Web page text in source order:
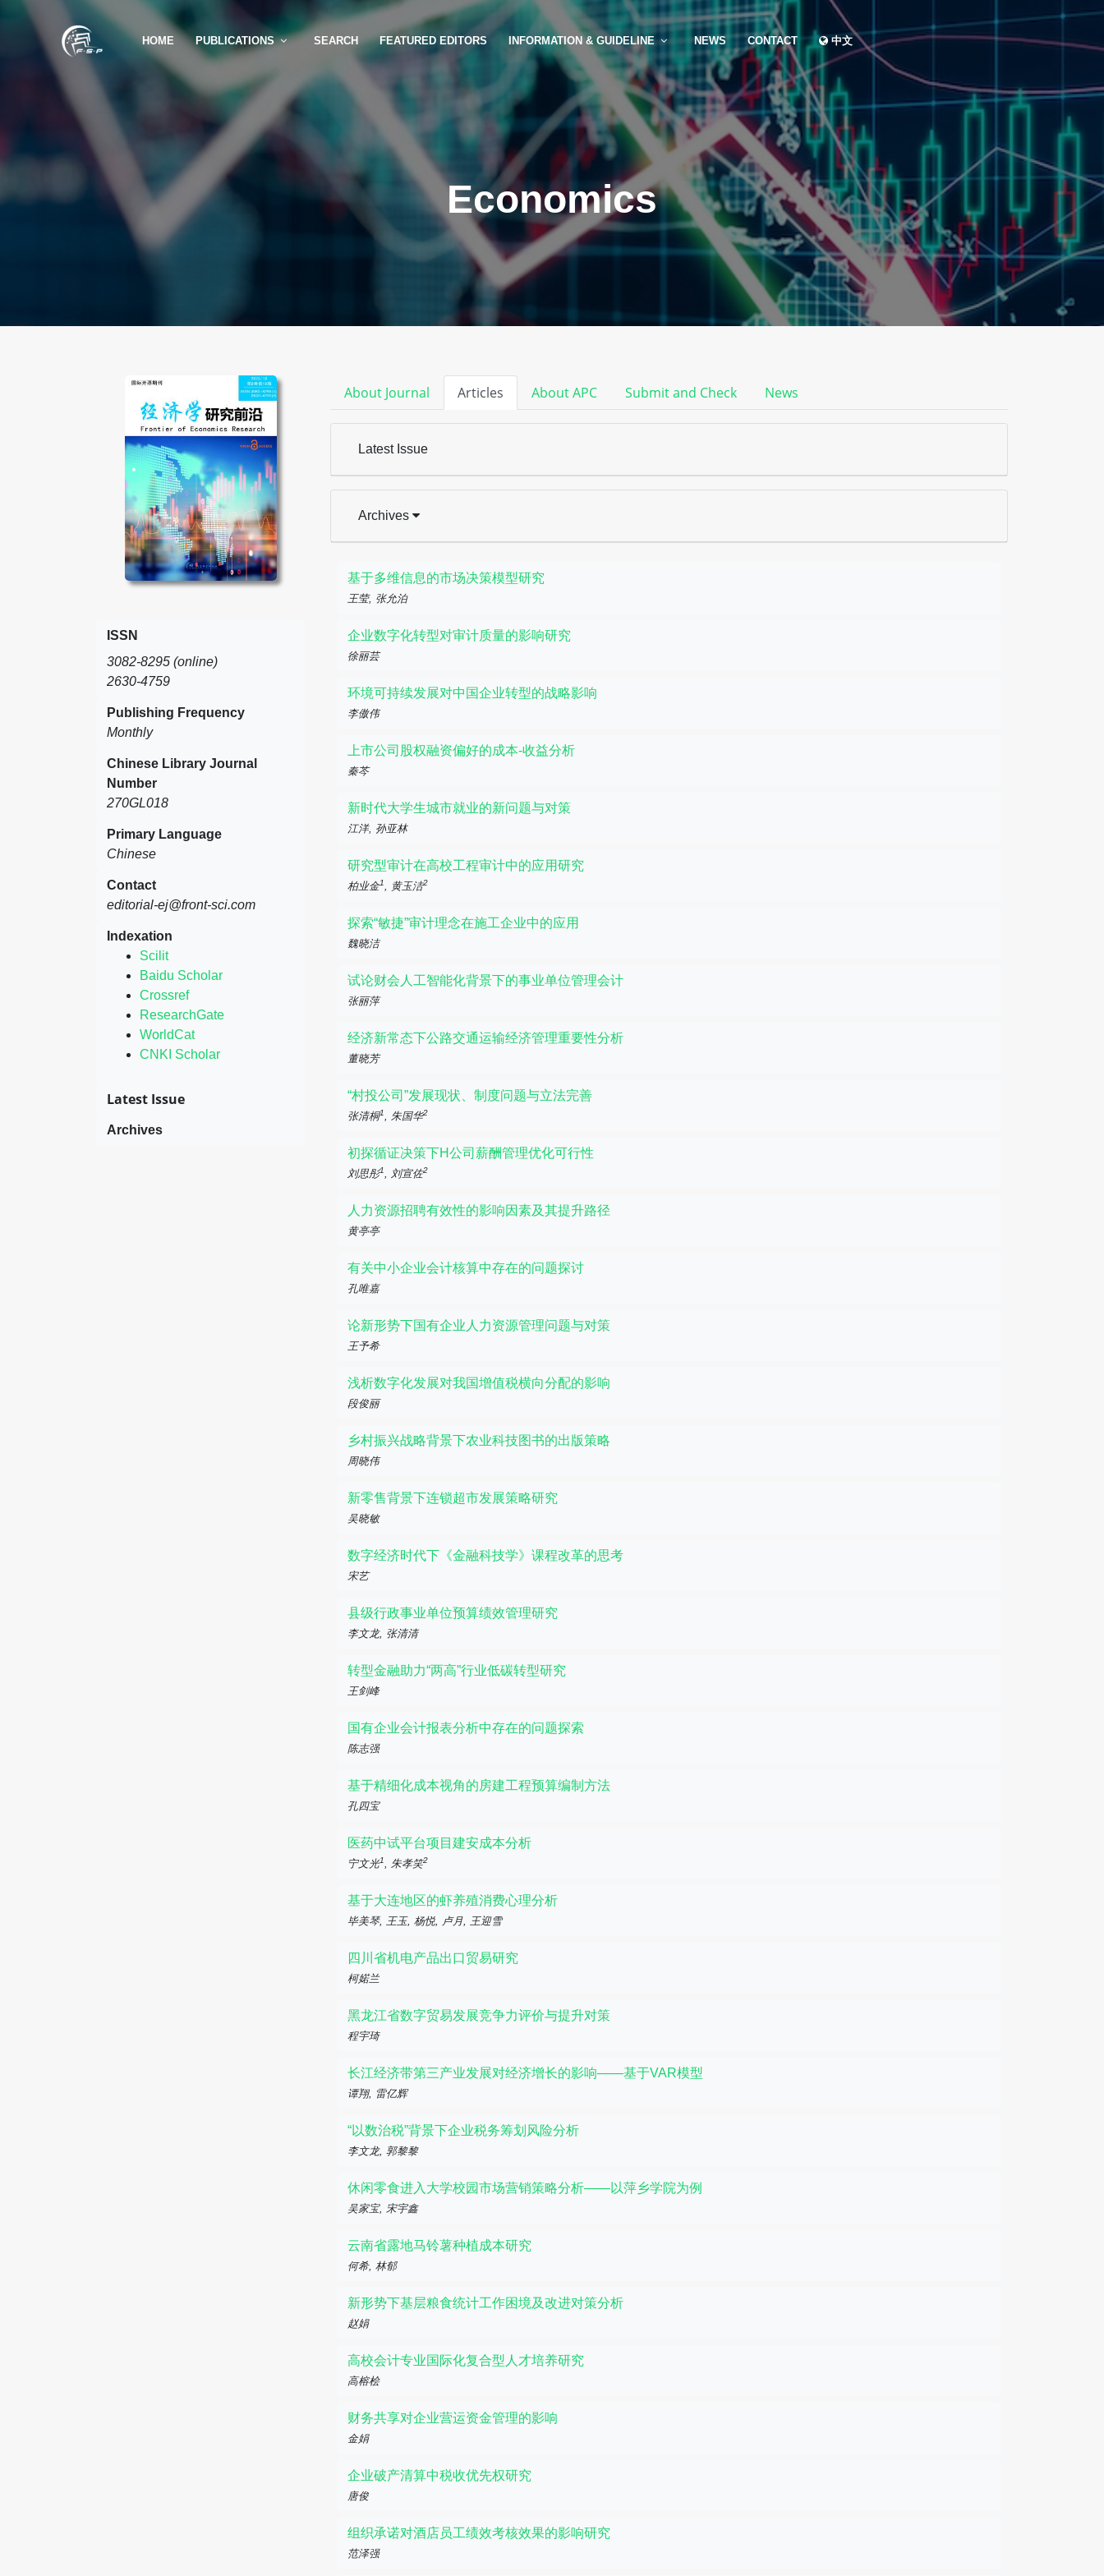
HOME PUBLICATIONS SEARCH FEATURED EDITORS INFORMATION & GUIDELINE NEWS CONTACT 中文
Economics
ISSN
3082-8295 (online)
2630-4759
Publishing Frequency
Monthly
Chinese Library Journal
Number
270GL018
Primary Language
Chinese
Contact
editorial-ej@front-sci.com
Indexation
Scilit
Baidu Scholar
Crossref
ResearchGate
WorldCat
CNKI Scholar
Latest Issue
Archives
About Journal Articles About APC Submit and Check News
Latest Issue
Archives
基于多维信息的市场决策模型研究
王莹, 张允泊
企业数字化转型对审计质量的影响研究
徐丽芸
环境可持续发展对中国企业转型的战略影响
李傲伟
上市公司股权融资偏好的成本-收益分析
秦芩
新时代大学生城市就业的新问题与对策
江洋, 孙亚林
研究型审计在高校工程审计中的应用研究
柏业金1, 黄玉洁2
探索“敏捷”审计理念在施工企业中的应用
魏晓洁
试论财会人工智能化背景下的事业单位管理会计
张丽萍
经济新常态下公路交通运输经济管理重要性分析
董晓芳
“村投公司”发展现状、制度问题与立法完善
张清桐1, 朱国华2
初探循证决策下H公司薪酬管理优化可行性
刘思彤1, 刘宣佐2
人力资源招聘有效性的影响因素及其提升路径
黄亭亭
有关中小企业会计核算中存在的问题探讨
孔唯嘉
论新形势下国有企业人力资源管理问题与对策
王予希
浅析数字化发展对我国增值税横向分配的影响
段俊丽
乡村振兴战略背景下农业科技图书的出版策略
周晓伟
新零售背景下连锁超市发展策略研究
吴晓敏
数字经济时代下《金融科技学》课程改革的思考
宋艺
县级行政事业单位预算绩效管理研究
李文龙, 张清清
转型金融助力“两高”行业低碳转型研究
王剑峰
国有企业会计报表分析中存在的问题探索
陈志强
基于精细化成本视角的房建工程预算编制方法
孔四宝
医药中试平台项目建安成本分析
宁文光1, 朱孝笑2
基于大连地区的虾养殖消费心理分析
毕美琴, 王玉, 杨悦, 卢月, 王迎雪
四川省机电产品出口贸易研究
柯婼兰
黑龙江省数字贸易发展竞争力评价与提升对策
程宇琦
长江经济带第三产业发展对经济增长的影响——基于VAR模型
谭翔, 雷亿辉
“以数治税”背景下企业税务筹划风险分析
李文龙, 郭黎黎
休闲零食进入大学校园市场营销策略分析——以萍乡学院为例
吴家宝, 宋宇鑫
云南省露地马铃薯种植成本研究
何希, 林郁
新形势下基层粮食统计工作困境及改进对策分析
赵娟
高校会计专业国际化复合型人才培养研究
高榕桧
财务共享对企业营运资金管理的影响
金娟
企业破产清算中税收优先权研究
唐俊
组织承诺对酒店员工绩效考核效果的影响研究
范泽强